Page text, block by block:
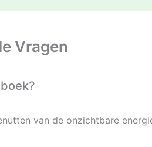
Vragen
van de onzichtbare